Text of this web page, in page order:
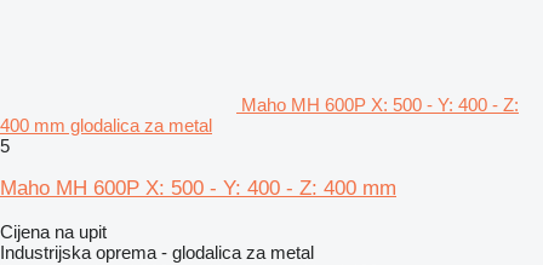
Maho MH 600P X: 500 - Y: 400 - Z:
400 mm glodalica za metal
5
Maho MH 600P X: 500 - Y: 400 - Z: 400 mm
Cijena na upit
Industrijska oprema - glodalica za metal